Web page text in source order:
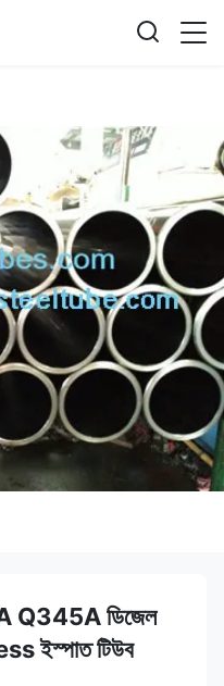
Q345A ডিজেল
ইস্পাত টিউব